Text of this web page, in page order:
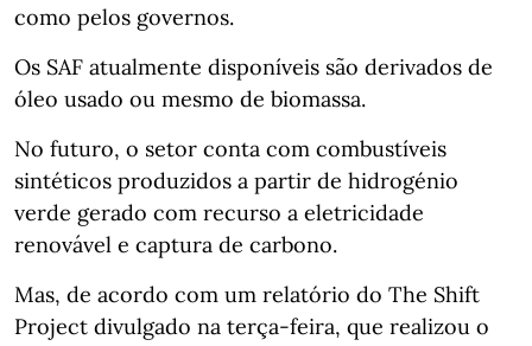
como pelos governos.
Os SAF atualmente disponíveis são derivados de
óleo usado ou mesmo de biomassa.
No futuro, o setor conta com combustíveis
sintéticos produzidos a partir de hidrogénio
verde gerado com recurso a eletricidade
renovável e captura de carbono.
Mas, de acordo com um relatório do The Shift
Project divulgado na terça-feira, que realizou o